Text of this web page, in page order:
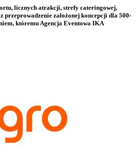
licznych atrakcji, strefy cateringowej,
założonej koncepcji dla 500-
któremu Agencja Eventowa IKA